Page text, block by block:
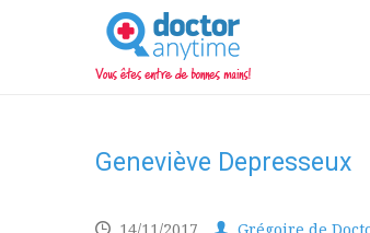
DoctorAnyTime
You
are
in
good
Geneviève Depresseux